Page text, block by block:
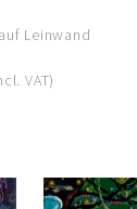
Leinwand
VAT)